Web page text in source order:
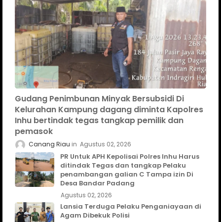
Gudang Penimbunan Minyak Bersubsidi Di
Kelurahan Kampung dagang diminta Kapolres
Inhu bertindak tegas tangkap pemilik dan
pemasok
Canang Riau Agustus 02, 2026
PR Untuk APH Kepolisai Polres Inhu Harus
ditindak Tegas dan tangkap Pelaku
penambangan galian C Tampa izin Di
Desa Bandar Padang
Agustus 02, 2026
Lansia Terduga Pelaku Penganiayaan di
Agam Dibekuk Polisi